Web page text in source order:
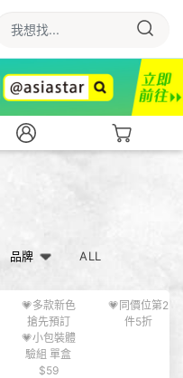
ALL
💗多款新色
搶先預訂
💗同價位第2
件5折
💗小包裝體
驗組 單盒
$59